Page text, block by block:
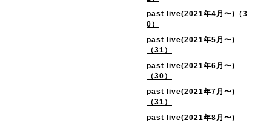
past live(2021年4月〜)（3
0）
past live(2021年5月〜)
（31）
past live(2021年6月〜)
（30）
past live(2021年7月〜)
（31）
past live(2021年8月〜)